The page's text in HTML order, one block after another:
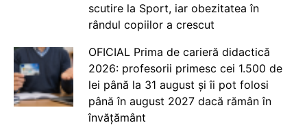
scutire la Sport, iar obezitatea în
rândul copiilor a crescut
OFICIAL Prima de carieră didactică
2026: profesorii primesc cei 1.500 de
lei până la 31 august și îi pot folosi
până în august 2027 dacă rămân în
învățământ